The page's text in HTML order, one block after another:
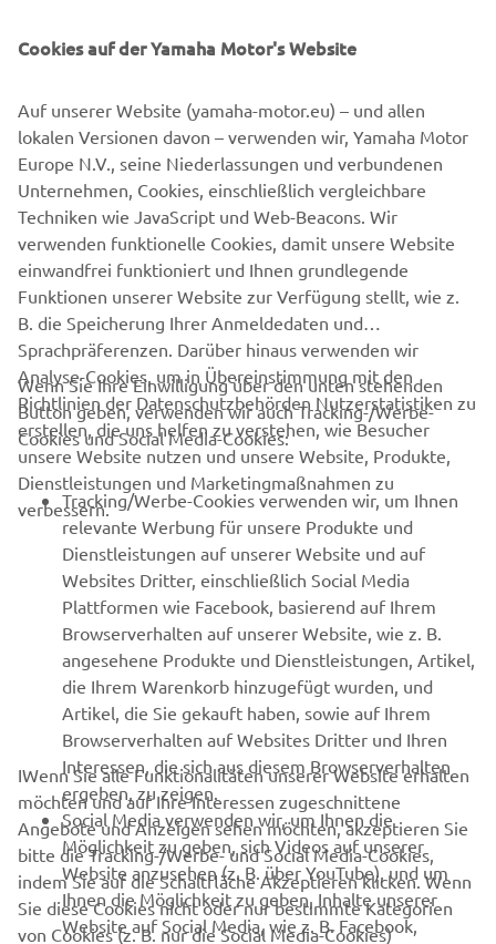
UNTERNEHMEN
B2B
MEHR YAMAHA
SUPPORT
NEWSLETTER
Erfahre als Erster von den neuesten Angeboten,
Sonderveranstaltungen, Neuerscheinungen und vielem mehr.
ABONNIEREN
Lesen Sie unsere Datenschutzrichtlinie, um zu erfahren, wie wir
Cookies auf der Yamaha Motor's Website
Auf unserer Website (yamaha-motor.eu) – und allen
lokalen Versionen davon – verwenden wir, Yamaha Motor
Europe N.V., seine Niederlassungen und verbundenen
Unternehmen, Cookies, einschließlich vergleichbare
Techniken wie JavaScript und Web-Beacons. Wir
verwenden funktionelle Cookies, damit unsere Website
einwandfrei funktioniert und Ihnen grundlegende
Funktionen unserer Website zur Verfügung stellt, wie z.
B. die Speicherung Ihrer Anmeldedaten und
Sprachpräferenzen. Darüber hinaus verwenden wir
Analyse-Cookies, um in Übereinstimmung mit den
Richtlinien der Datenschutzbehörden Nutzerstatistiken zu
erstellen, die uns helfen zu verstehen, wie Besucher
unsere Website nutzen und unsere Website, Produkte,
Dienstleistungen und Marketingmaßnahmen zu
verbessern.
Wenn Sie Ihre Einwilligung über den unten stehenden
Button geben, verwenden wir auch Tracking-/Werbe-
Cookies und Social Media-Cookies:
Tracking/Werbe-Cookies verwenden wir, um Ihnen
relevante Werbung für unsere Produkte und
Dienstleistungen auf unserer Website und auf
Websites Dritter, einschließlich Social Media
Plattformen wie Facebook, basierend auf Ihrem
Browserverhalten auf unserer Website, wie z. B.
angesehene Produkte und Dienstleistungen, Artikel,
die Ihrem Warenkorb hinzugefügt wurden, und
Artikel, die Sie gekauft haben, sowie auf Ihrem
Browserverhalten auf Websites Dritter und Ihren
Interessen, die sich aus diesem Browserverhalten
ergeben, zu zeigen.
Social Media verwenden wir, um Ihnen die
Möglichkeit zu geben, sich Videos auf unserer
Website anzusehen (z. B. über YouTube), und um
Ihnen die Möglichkeit zu geben, Inhalte unserer
Website auf Social Media, wie z. B. Facebook,
IWenn Sie alle Funktionalitäten unserer Website erhalten
möchten und auf Ihre Interessen zugeschnittene
Angebote und Anzeigen sehen möchten, akzeptieren Sie
bitte die Tracking-/Werbe- und Social Media-Cookies,
indem Sie auf die Schaltfläche Akzeptieren klicken. Wenn
Sie diese Cookies nicht oder nur bestimmte Kategorien
von Cookies (z. B. nur die Social Media-Cookies)